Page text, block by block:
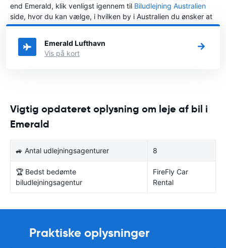
end Emerald, klik venligst igennem til Biludlejning Australien
side, hvor du kan vælge, i hvilken by i Australien du ønsker at
leje en bil.
Emerald Lufthavn
Vis på kort
Vigtig opdateret oplysning om leje af bil i
Emerald
🚙 Antal udlejningsagenturer 8
🏆 Bedst bedømte
biludlejningsagentur
FireFly Car
Rental
Praktiske oplysninger